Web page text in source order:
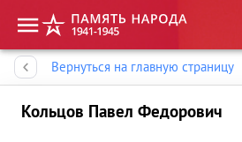
Вернуться на главную страницу
Кольцов Павел Федорович
Память народа